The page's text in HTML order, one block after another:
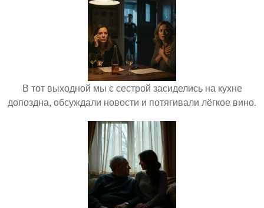
В тот выходной мы с сестрой засиделись на кухне
допоздна, обсуждали новости и потягивали лёгкое вино.